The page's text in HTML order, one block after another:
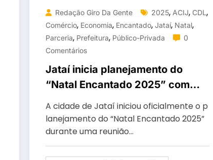
Redação Giro Da Gente 2025, ACIJ, CDL ,
Comércio, Economia, Encantado, Jataí, Natal,
Parceria, Prefeitura, Público-Privada
0
Comentários
Jataí inicia planejamento do
“Natal Encantado 2025” com
apoio de parceria público-
privada
A cidade de Jataí iniciou oficialmente o p
lanejamento do “Natal Encantado 2025”
durante uma reunião…